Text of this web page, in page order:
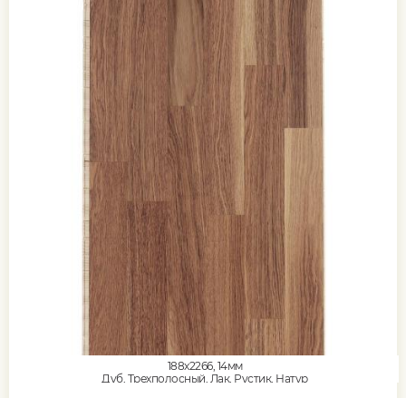
188x2266, 14мм
Дуб, Трехполосный, Лак, Рустик, Натур